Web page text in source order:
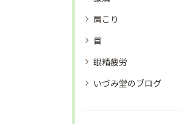
肩こり
首
眼精疲労
いづみ堂のブログ